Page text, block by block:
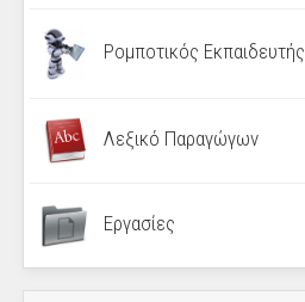
Ρομποτικός Εκπαιδευτής
Λεξικό Παραγώγων
Εργασίες